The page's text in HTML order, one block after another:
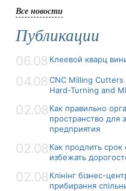
Все новости
Публикации
06.08 Клеевой кварц
04.08 CNC Milling
Hard-Turning and
02.08 Как правильно
пространство для
предприятия
02.08 Как продлить
избежать
02.08 Клінінг бізнес-
прибирання